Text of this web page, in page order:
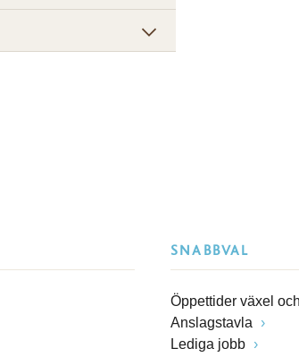
SNABBVAL
Öppettider växel
Anslagstavla
Lediga jobb